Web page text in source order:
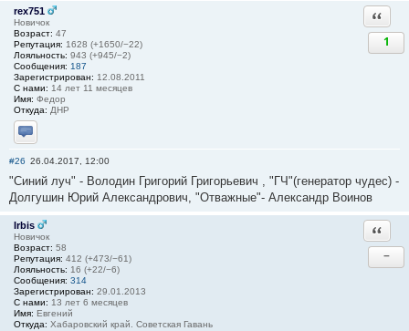
rex751
Новичок
Возраст: 47
Репутация: 1628 (+1650/−22)
Лояльность: 943 (+945/−2)
Сообщения: 187
Зарегистрирован: 12.08.2011
С нами: 14 лет 11 месяцев
Имя: Федор
Откуда: ДНР
Отправить личное сообщение
1
#26 26.04.2017, 12:00
"Синий луч" - Володин Григорий Григорьевич , "ГЧ"(генератор чудес) -
Долгушин Юрий Александрович, "Отважные"- Александр Воинов
Irbis
Новичок
Возраст: 58
Репутация: 412 (+473/−61)
Лояльность: 16 (+22/−6)
Сообщения: 314
Зарегистрирован: 29.01.2013
С нами: 13 лет 6 месяцев
Имя: Евгений
Откуда: Хабаровский край. Советская Гавань
−